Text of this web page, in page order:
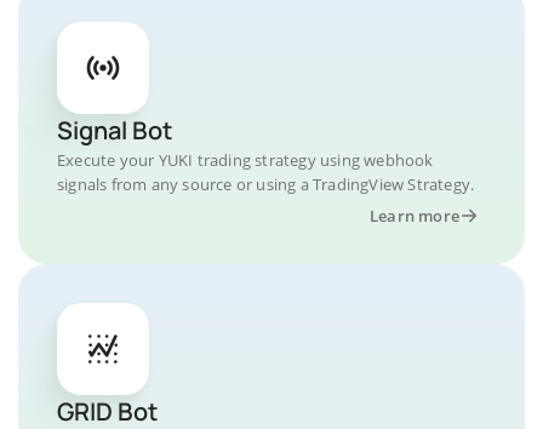
Signal Bot
Execute your YUKI trading strategy using webhook
signals from any source or using a TradingView Strategy.
Learn more
GRID Bot